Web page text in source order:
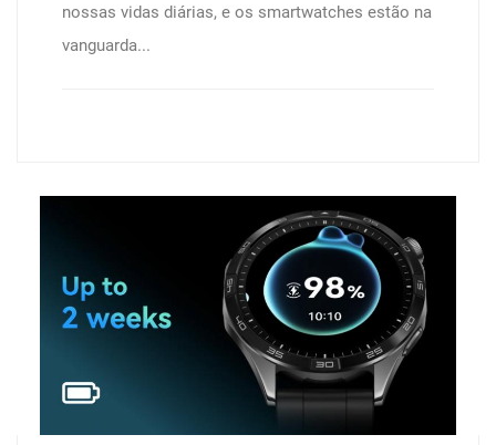
nossas vidas diárias, e os smartwatches estão na
vanguarda...